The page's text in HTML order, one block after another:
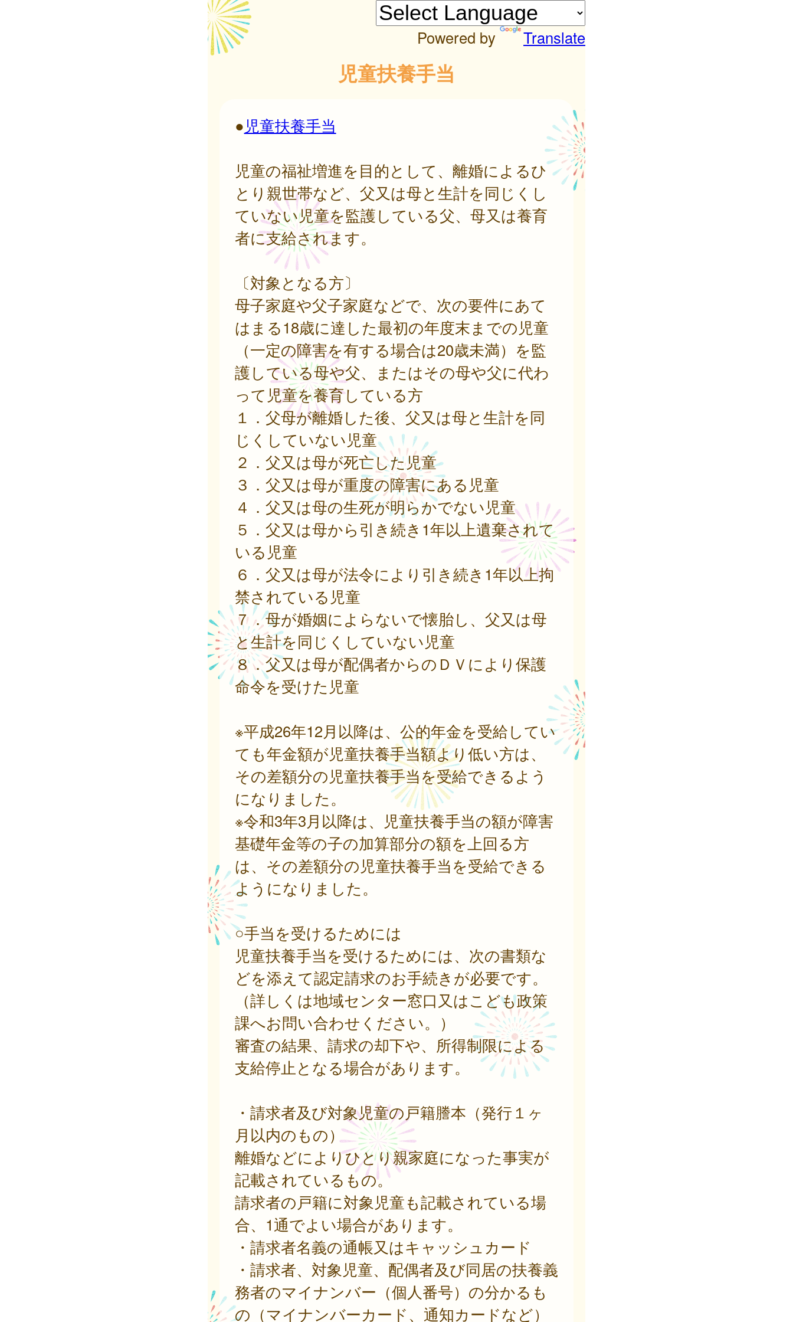
Powered by Translate
児童扶養手当
●児童扶養手当
児童の福祉増進を目的として、離婚によるひ
とり親世帯など、父又は母と生計を同じくし
ていない児童を監護している父、母又は養育
者に支給されます。
〔対象となる方〕
母子家庭や父子家庭などで、次の要件にあて
はまる18歳に達した最初の年度末までの児童
（一定の障害を有する場合は20歳未満）を監
護している母や父、またはその母や父に代わ
って児童を養育している方
１．父母が離婚した後、父又は母と生計を同
じくしていない児童
２．父又は母が死亡した児童
３．父又は母が重度の障害にある児童
４．父又は母の生死が明らかでない児童
５．父又は母から引き続き1年以上遺棄されて
いる児童
６．父又は母が法令により引き続き1年以上拘
禁されている児童
７．母が婚姻によらないで懐胎し、父又は母
と生計を同じくしていない児童
８．父又は母が配偶者からのＤＶにより保護
命令を受けた児童
※平成26年12月以降は、公的年金を受給してい
ても年金額が児童扶養手当額より低い方は、
その差額分の児童扶養手当を受給できるよう
になりました。
※令和3年3月以降は、児童扶養手当の額が障害
基礎年金等の子の加算部分の額を上回る方
は、その差額分の児童扶養手当を受給できる
ようになりました。
○手当を受けるためには
児童扶養手当を受けるためには、次の書類な
どを添えて認定請求のお手続きが必要です。
（詳しくは地域センター窓口又はこども政策
課へお問い合わせください。）
審査の結果、請求の却下や、所得制限による
支給停止となる場合があります。
・請求者及び対象児童の戸籍謄本（発行１ヶ
月以内のもの）
離婚などによりひとり親家庭になった事実が
記載されているもの。
請求者の戸籍に対象児童も記載されている場
合、1通でよい場合があります。
・請求者名義の通帳又はキャッシュカード
・請求者、対象児童、配偶者及び同居の扶養義
務者のマイナンバー（個人番号）の分かるも
の（マイナンバーカード、通知カードなど）